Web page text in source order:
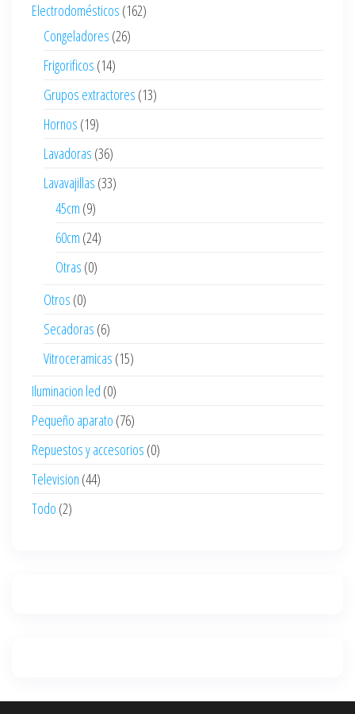
Electrodomésticos (162)
Congeladores (26)
Frigorificos (14)
Grupos extractores (13)
Hornos (19)
Lavadoras (36)
Lavavajillas (33)
45cm (9)
60cm (24)
Otras (0)
Otros (0)
Secadoras (6)
Vitroceramicas (15)
Iluminacion led (0)
Pequeño aparato (76)
Repuestos y accesorios (0)
Television (44)
Todo (2)